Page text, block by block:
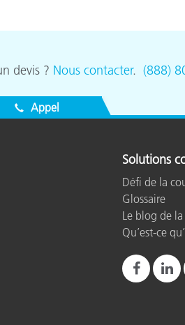
devis ? Nous contacter. (888)
Appel
Solutions
Défi de la
Glossaire
Le blog de
Qu’est-ce